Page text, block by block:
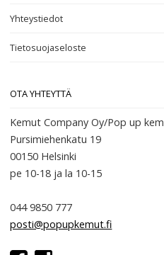
Yhteystiedot
Tietosuojaseloste
OTA YHTEYTTÄ
Kemut Company Oy/Pop up
Pursimiehenkatu 19
00150 Helsinki
pe 10-18 ja la 10-15
044 9850 777
posti@popupkemut.fi